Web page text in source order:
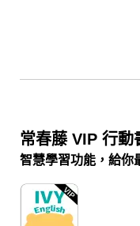
常春藤 VIP 行動
智慧學習功能，給你